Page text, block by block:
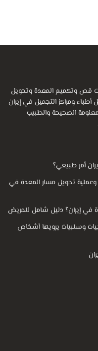
قص وتكميم المعدة وتحويل
ومراكز التجميل في إيران
الصحيحة والطبيب
أمر طبيعي؟
تحويل مسار المعدة في
في إيران؟ دليل شامل للمريض
وسلبيات يرويها أشخاص